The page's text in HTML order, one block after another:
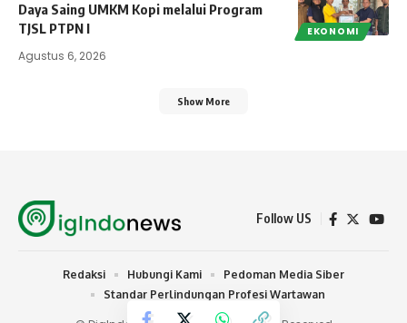
EKONOMI
Daya Saing UMKM Kopi melalui Program
TJSL PTPN I
Agustus 6, 2026
Show More
Follow US
Redaksi Hubungi Kami
Pedoman Media Siber
Standar Perlindungan Profesi Wartawan